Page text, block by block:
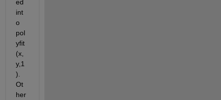
ed
int
o
pol
yfit
(x,
y,1
).
Ot
her